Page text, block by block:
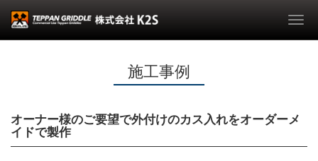
施工事例
オーナー様のご要望で外付けのカス入れをオーダーメ
イドで製作